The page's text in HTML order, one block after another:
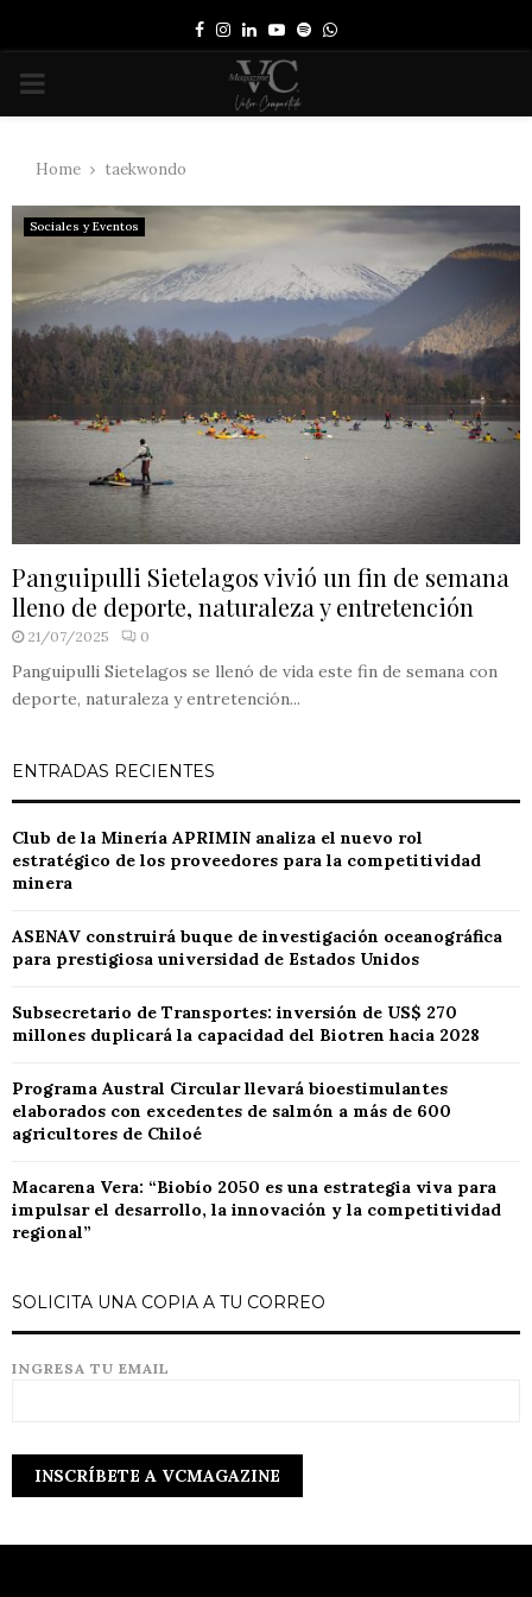
Facebook
Instagram
LinkedinYoutube
SpotifyWhatsapp
PRIMARY
Home taekwondo
Sociales y Eventos
Panguipulli Sietelagos vivió un fin de semana
lleno de deporte, naturaleza y entretención
21/07/2025 0
Panguipulli Sietelagos se llenó de vida este fin de semana con
deporte, naturaleza y entretención...
ENTRADAS RECIENTES
Club de la Minería APRIMIN analiza el nuevo rol
estratégico de los proveedores para la competitividad
minera
ASENAV construirá buque de investigación oceanográfica
para prestigiosa universidad de Estados Unidos
Subsecretario de Transportes: inversión de US$ 270
millones duplicará la capacidad del Biotren hacia 2028
Programa Austral Circular llevará bioestimulantes
elaborados con excedentes de salmón a más de 600
agricultores de Chiloé
Macarena Vera: “Biobío 2050 es una estrategia viva para
impulsar el desarrollo, la innovación y la competitividad
regional”
SOLICITA UNA COPIA A TU CORREO
INGRESA TU EMAIL